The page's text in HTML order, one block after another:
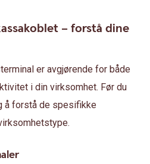
– forstå dine
er avgjørende for både
i din virksomhet. Før du
å forstå de spesifikke